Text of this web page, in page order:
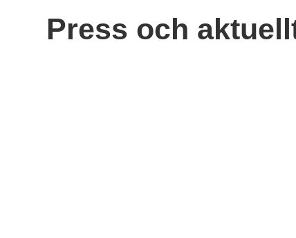
Press och